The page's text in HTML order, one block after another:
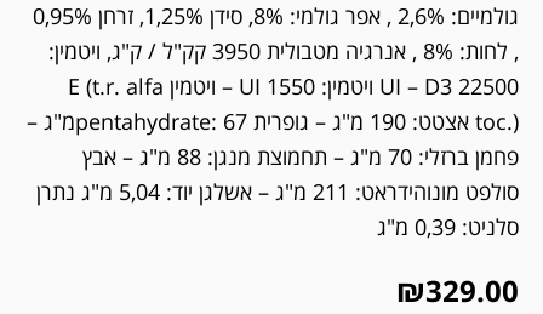
גולמיים: 2,6% , אפר גולמי: 8%, סידן 1,25%, זרחן 0,95%
, לחות: 8% , אנרגיה מטבולית 3950 קק"ל / ק"ג, ויטמין:
22500 UI – D3 ויטמין: 1550 UI – ויטמין E (t.r. alfa
toc.) אצטט: 190 מ"ג – גופרית pentahydrate: 67מ"ג –
פחמן ברזלי: 70 מ"ג – תחמוצת מנגן: 88 מ"ג – אבץ
סולפט מונוהידראט: 211 מ"ג – אשלגן יוד: 5,04 מ"ג נתרן
סלניט: 0,39 מ"ג
₪329.00